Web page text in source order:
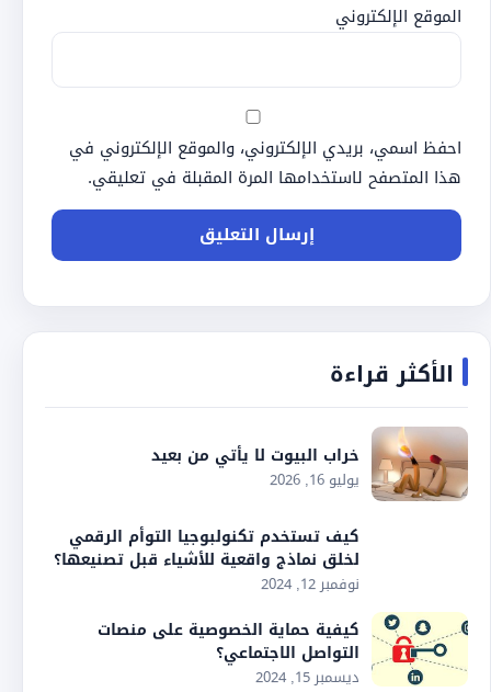
الموقع الإلكتروني
احفظ اسمي، بريدي الإلكتروني، والموقع الإلكتروني في
هذا المتصفح لاستخدامها المرة المقبلة في تعليقي.
الأكثر قراءة
خراب البيوت لا يأتي من بعيد
يوليو 16, 2026
كيف تستخدم تكنولبوجيا التوأم الرقمي
لخلق نماذج واقعية للأشياء قبل تصنيعها؟
نوفمبر 12, 2024
كيفية حماية الخصوصية على منصات
التواصل الاجتماعي؟
ديسمبر 15, 2024